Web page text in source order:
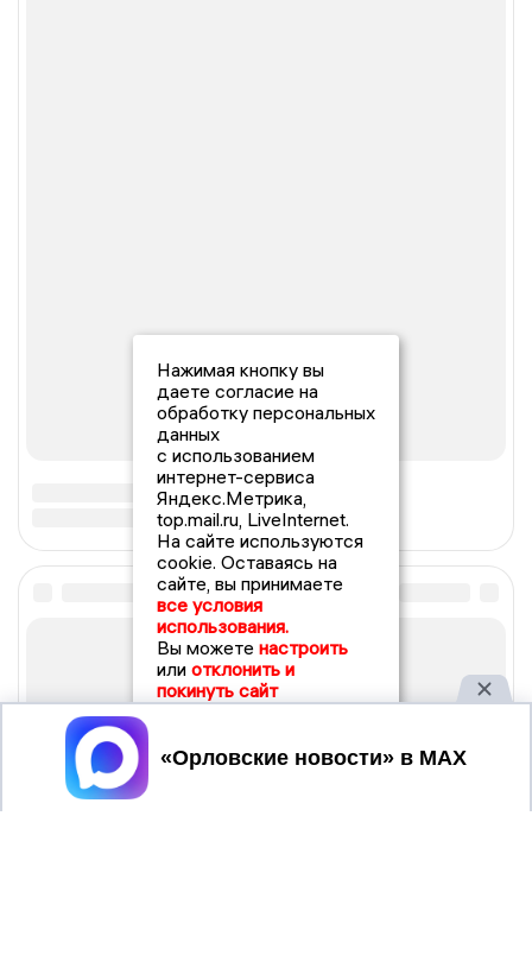
Нажимая кнопку вы
даете согласие на
обработку персональных
данных
с использованием
интернет-сервиса
Яндекс.Метрика,
top.mail.ru, LiveInternet.
На сайте используются
cookie. Оставаясь на
сайте, вы принимаете
все условия
использования.
Вы можете настроить
или отклонить и
покинуть сайт
Принять